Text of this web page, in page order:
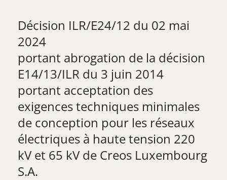
Décision ILR/E24/12 du 02 mai
2024
​portant abrogation de la décision
E14/13/ILR du 3 juin 2014
portant acceptation des
exigences techniques minimales
de conception pour les réseaux
électriques à haute tension 220
kV et 65 kV de Creos Luxembourg
S.A.